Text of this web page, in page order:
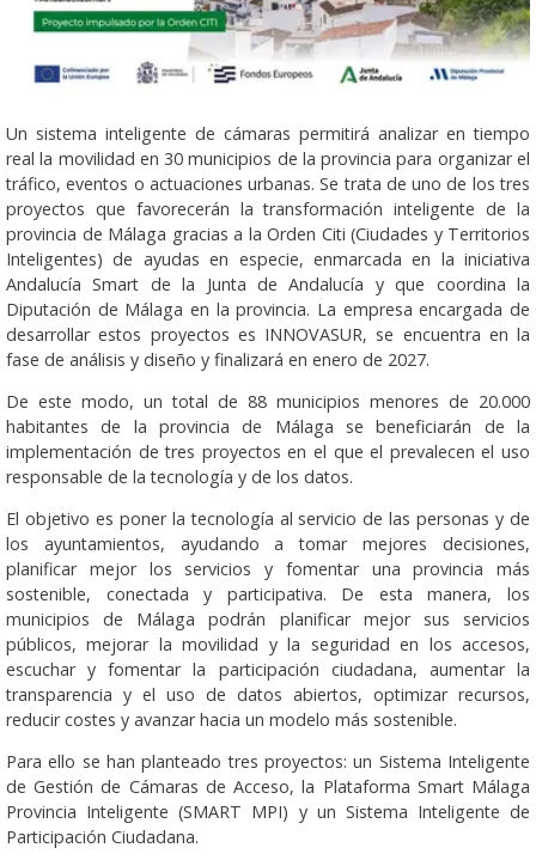
Un sistema inteligente de cámaras permitirá analizar en tiempo
real la movilidad en 30 municipios de la provincia para organizar el
tráfico, eventos o actuaciones urbanas. Se trata de uno de los tres
proyectos que favorecerán la transformación inteligente de la
provincia de Málaga gracias a la Orden Citi (Ciudades y Territorios
Inteligentes) de ayudas en especie, enmarcada en la iniciativa
Andalucía Smart de la Junta de Andalucía y que coordina la
Diputación de Málaga en la provincia. La empresa encargada de
desarrollar estos proyectos es INNOVASUR, se encuentra en la
fase de análisis y diseño y finalizará en enero de 2027.
De este modo, un total de 88 municipios menores de 20.000
habitantes de la provincia de Málaga se beneficiarán de la
implementación de tres proyectos en el que el prevalecen el uso
responsable de la tecnología y de los datos.
El objetivo es poner la tecnología al servicio de las personas y de
los ayuntamientos, ayudando a tomar mejores decisiones,
planificar mejor los servicios y fomentar una provincia más
sostenible, conectada y participativa. De esta manera, los
municipios de Málaga podrán planificar mejor sus servicios
públicos, mejorar la movilidad y la seguridad en los accesos,
escuchar y fomentar la participación ciudadana, aumentar la
transparencia y el uso de datos abiertos, optimizar recursos,
reducir costes y avanzar hacia un modelo más sostenible.
Para ello se han planteado tres proyectos: un Sistema Inteligente
de Gestión de Cámaras de Acceso, la Plataforma Smart Málaga
Provincia Inteligente (SMART MPI) y un Sistema Inteligente de
Participación Ciudadana.